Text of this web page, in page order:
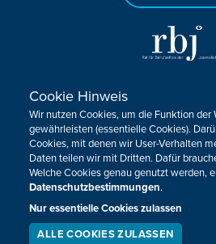
Sie haben noch Fragen oder
KONTAKTIEREN SIE
Impressum Datenschutz
Cookie-Zustimmung
Design, Konzept & Programmierung:
Cookie Hinweis
Wir nutzen Cookies, um die Funktion der
gewährleisten (essentielle Cookies).
Cookies, mit denen wir User-Verhalten
Daten teilen wir mit Dritten. Dafür
Welche Cookies genau genutzt werden,
Datenschutzbestimmungen.
Nur essentielle Cookies zulassen
ALLE COOKIES ZULASSEN